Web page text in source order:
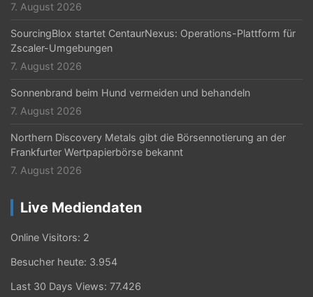
7. August 2026
SourcingBlox startet CentaurNexus: Operations-Plattform für
Zscaler-Umgebungen
7. August 2026
Sonnenbrand beim Hund vermeiden und behandeln
7. August 2026
Northern Discovery Metals gibt die Börsennotierung an der
Frankfurter Wertpapierbörse bekannt
7. August 2026
Live Mediendaten
Online Visitors: 2
Besucher heute: 3.954
Last 30 Days Views: 77.426